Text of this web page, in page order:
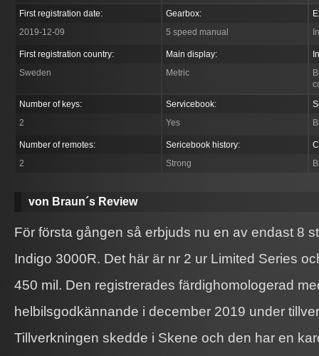
First registration date:
2019-12-09
First registration country:
Sweden
Gearbox:
5 speed manual
Main display:
Metric
Number of keys:
2
Number of remotes:
2
Servicebook:
Yes
Sericebook history:
Strong
von Braun´s Review
För första gången så erbjuds nu en av endast 8
Indigo 3000R. Det här är nr 2 ur Limited Series
450 mil. Den registrerades färdighomologerad
helbilsgodkännande i december 2019 under
Tillverkningen skedde i Skene och den har en